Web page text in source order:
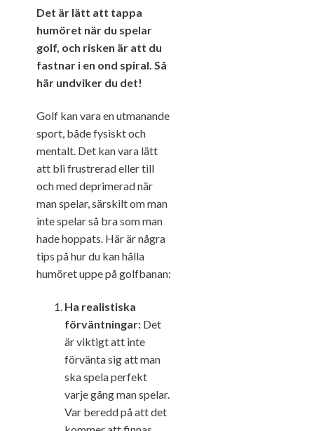
Det är lätt att tappa
humöret när du spelar
golf, och risken är att du
fastnar i en ond spiral. Så
här undviker du det!
Golf kan vara en utmanande
sport, både fysiskt och
mentalt. Det kan vara lätt
att bli frustrerad eller till
och med deprimerad när
man spelar, särskilt om man
inte spelar så bra som man
hade hoppats. Här är några
tips på hur du kan hålla
humöret uppe på golfbanan:
Ha realistiska
förväntningar: Det
är viktigt att inte
förvänta sig att man
ska spela perfekt
varje gång man spelar.
Var beredd på att det